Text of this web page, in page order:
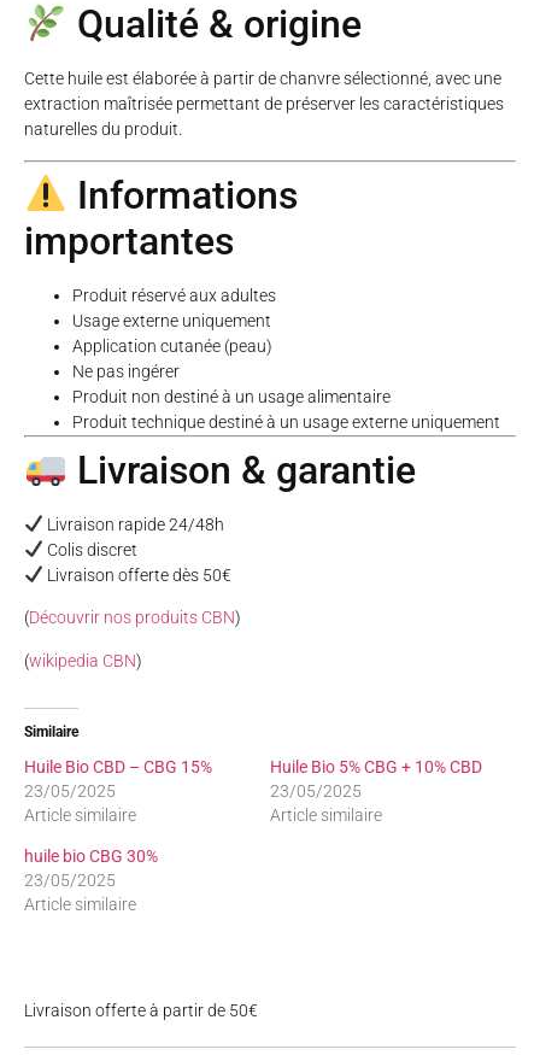
Qualité & origine
Cette huile est élaborée à partir de chanvre sélectionné, avec une
extraction maîtrisée permettant de préserver les caractéristiques
naturelles du produit.
Informations
importantes
Produit réservé aux adultes
Usage externe uniquement
Application cutanée (peau)
Ne pas ingérer
Produit non destiné à un usage alimentaire
Produit technique destiné à un usage externe uniquement
Livraison & garantie
Livraison rapide 24/48h
Colis discret
Livraison offerte dès 50€
(Découvrir nos produits CBN)
(wikipedia CBN)
Similaire
Huile Bio CBD – CBG 15%
23/05/2025
Article similaire
Huile Bio 5% CBG + 10% CBD
23/05/2025
Article similaire
huile bio CBG 30%
23/05/2025
Article similaire
Livraison offerte à partir de 50€